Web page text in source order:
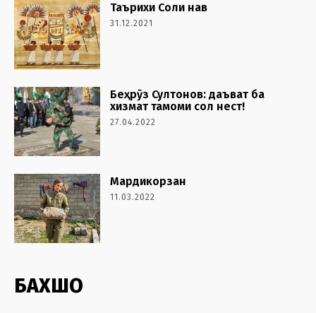
Таърихи Соли нав
31.12.2021
Беҳрӯз Султонов: даъват ба
хизмат тамоми сол нест!
27.04.2022
Мардикорзан
11.03.2022
БАХШҲО